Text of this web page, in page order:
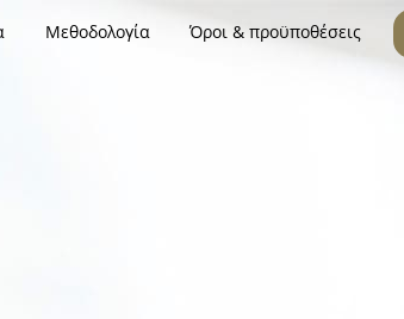
Μεθοδολογία Όροι & προϋποθέσεις